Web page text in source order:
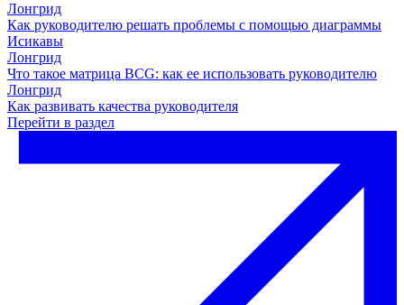
Лонгрид
Как руководителю решать проблемы с помощью диаграммы
Исикавы
Лонгрид
Что такое матрица BCG: как ее использовать руководителю
Лонгрид
Как развивать качества руководителя
Перейти в раздел